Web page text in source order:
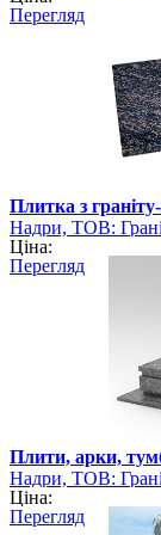
Перегляд
Плитка з
Надри, ТОВ:
родовища
Ціна:
Перегляд
Плити, арки,
Надри, ТОВ:
родовища
Ціна:
Перегляд